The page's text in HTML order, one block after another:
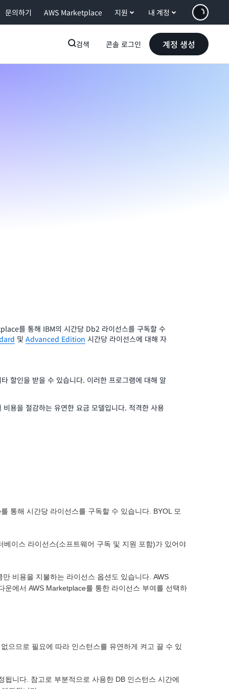
문의하기 AWS Marketplace 지원 내 계정
검색 콘솔 로그인 계정 생성
를 통해 IBM의 시간당 Db2 라이선스를 구독할 수
및 Advanced Edition 시간당 라이선스에 대해 자
할인을 받을 수 있습니다. 이러한 프로그램에 대해 알
용을 절감하는 유연한 요금 모델입니다. 적격한 사용
통해 시간당 라이선스를 구독할 수 있습니다. BYOL 모
이스 라이선스(소프트웨어 구독 및 지원 포함)가 있어야
비용을 지불하는 라이선스 옵션도 있습니다. AWS
에서 AWS Marketplace를 통한 라이선스 부여를 선택하
으므로 필요에 따라 인스턴스를 유연하게 켜고 끌 수 있
니다. 참고로 부분적으로 사용한 DB 인스턴스 시간에